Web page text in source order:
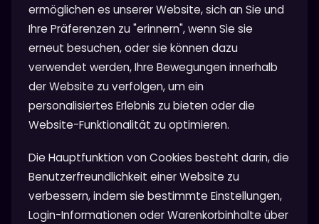
ermöglichen es unserer Website, sich an Sie und
Ihre Präferenzen zu "erinnern", wenn Sie sie
erneut besuchen, oder sie können dazu
verwendet werden, Ihre Bewegungen innerhalb
der Website zu verfolgen, um ein
personalisiertes Erlebnis zu bieten oder die
Website-Funktionalität zu optimieren.
Die Hauptfunktion von Cookies besteht darin, die
Benutzerfreundlichkeit einer Website zu
verbessern, indem sie bestimmte Einstellungen,
Login-Informationen oder Warenkorbinhalte über